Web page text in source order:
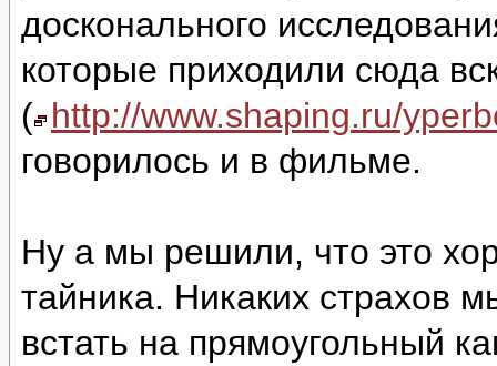
досконального
которые приходили сюда
( http://www.shaping.ru/
говорилось и в фильме.
Ну а мы решили, что это
тайника. Никаких страхов
встать на прямоугольный